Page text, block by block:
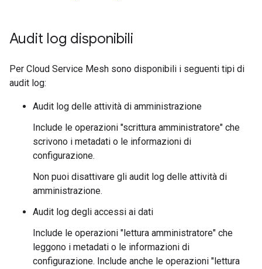
Audit log disponibili
Per Cloud Service Mesh sono disponibili i seguenti tipi di
audit log:
Audit log delle attività di amministrazione
Include le operazioni "scrittura amministratore" che
scrivono i metadati o le informazioni di
configurazione.
Non puoi disattivare gli audit log delle attività di
amministrazione.
Audit log degli accessi ai dati
Include le operazioni "lettura amministratore" che
leggono i metadati o le informazioni di
configurazione. Include anche le operazioni "lettura